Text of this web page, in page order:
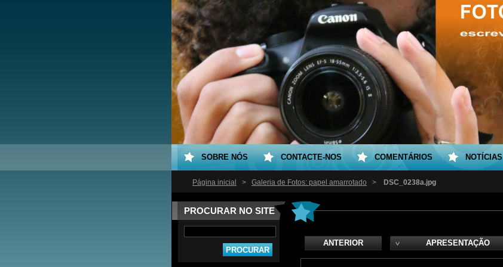
Página inicial > Galeria de Fotos: papel amarrotado > DSC_0238a.jpg
PROCURAR NO SITE
ANTERIOR APRESENTAÇÃO
SOBRE NÓS CONTACTE-NOS COMENTÁRIOS NOTÍCIAS